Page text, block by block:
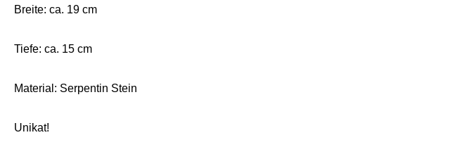
Breite: ca. 19 cm
Tiefe: ca. 15 cm
Material: Serpentin Stein
Unikat!